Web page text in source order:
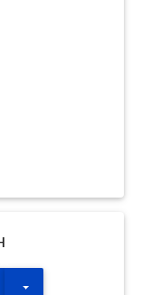
Toggle Dropdown